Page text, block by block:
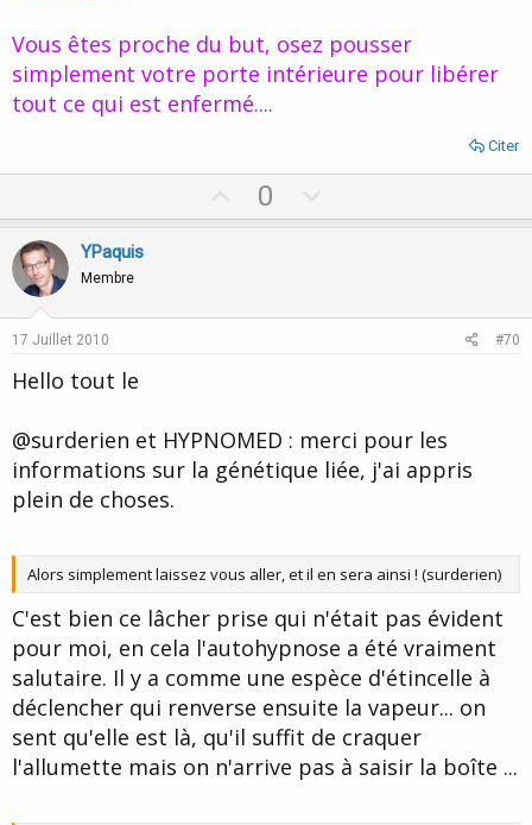
Vous êtes proche du but, osez pousser
simplement votre porte intérieure pour libérer
tout ce qui est enfermé....
Citer
p
t
0
o
v
YPaquis
Membre
17 Juillet 2010 #70
Hello tout le
@surderien et HYPNOMED : merci pour les
informations sur la génétique liée, j'ai appris
plein de choses.
Alors simplement laissez vous aller, et il en sera ainsi ! (surderien)
C'est bien ce lâcher prise qui n'était pas évident
pour moi, en cela l'autohypnose a été vraiment
salutaire. Il y a comme une espèce d'étincelle à
déclencher qui renverse ensuite la vapeur... on
sent qu'elle est là, qu'il suffit de craquer
l'allumette mais on n'arrive pas à saisir la boîte ...